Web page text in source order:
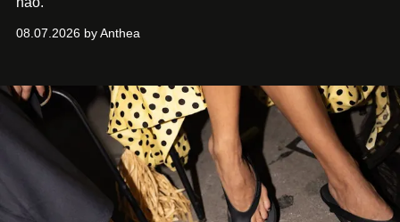
08.07.2026 by Anthea